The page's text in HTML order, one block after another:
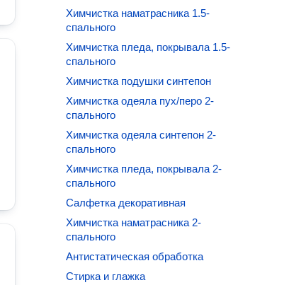
Химчистка наматрасника 1.5-
спального
Химчистка пледа, покрывала 1.5-
спального
Химчистка подушки синтепон
Химчистка одеяла пух/перо 2-
спального
Химчистка одеяла синтепон 2-
спального
Химчистка пледа, покрывала 2-
спального
Салфетка декоративная
Химчистка наматрасника 2-
спального
Антистатическая обработка
Стирка и глажка